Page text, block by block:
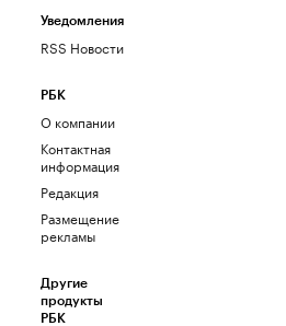
Уведомления
RSS Новости
РБК
О компании
Контактная
информация
Редакция
Размещение
рекламы
Другие
продукты
РБК